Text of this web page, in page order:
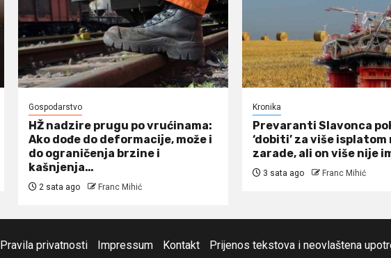
Gospodarstvo
HŽ nadzire prugu po vrućinama:
Ako dođe do deformacije, može i
do ograničenja brzine i
kašnjenja…
2 sata ago Franc Mihić
Kronika
Prevaranti Slavonca
‘dobiti’ za više
zarade, ali on više nije
3 sata ago Franc Mihić
Pravila privatnosti Impressum Kontakt Prijenos tekstova i neovlaštena